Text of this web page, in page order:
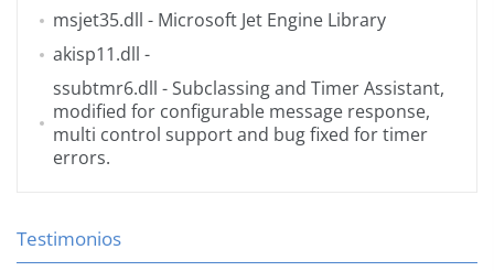
msjet35.dll - Microsoft Jet Engine Library
akisp11.dll -
ssubtmr6.dll - Subclassing and Timer Assistant,
modified for configurable message response,
multi control support and bug fixed for timer
errors.
Testimonios